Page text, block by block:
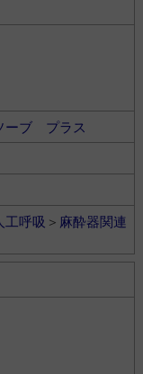
ーブ プラス
工呼吸 ＞ 麻酔器関連